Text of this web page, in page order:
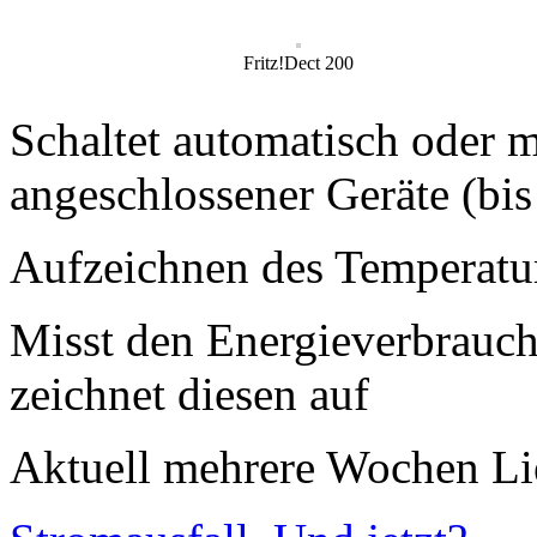
Fritz!Dect 200
Schaltet automatisch oder
angeschlossener Geräte
Aufzeichnen des
Misst den
zeichnet diesen auf
Aktuell mehrere Wochen